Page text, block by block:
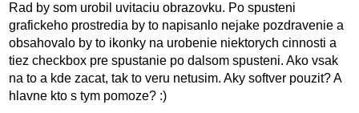
Rad by som urobil uvitaciu obrazovku. Po spusteni
grafickeho prostredia by to napisanlo nejake pozdravenie a
obsahovalo by to ikonky na urobenie niektorych cinnosti a
tiez checkbox pre spustanie po dalsom spusteni. Ako vsak
na to a kde zacat, tak to veru netusim. Aky softver pouzit? A
hlavne kto s tym pomoze? :)